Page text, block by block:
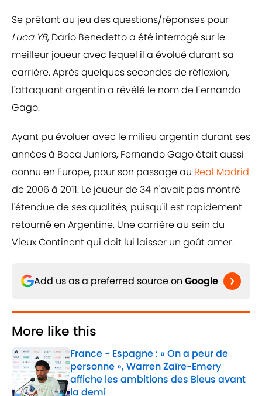
Se prêtant au jeu des questions/réponses pour
Luca YB, Darío Benedetto a été interrogé sur le
meilleur joueur avec lequel il a évolué durant sa
carrière. Après quelques secondes de réflexion,
l'attaquant argentin a révélé le nom de Fernando
Gago.
Ayant pu évoluer avec le milieu argentin durant ses
années à Boca Juniors, Fernando Gago était aussi
connu en Europe, pour son passage au Real Madrid
de 2006 à 2011. Le joueur de 34 n'avait pas montré
l'étendue de ses qualités, puisqu'il est rapidement
retourné en Argentine. Une carrière au sein du
Vieux Continent qui doit lui laisser un goût amer.
Add us as a preferred source on Google
More like this
France - Espagne : « On a peur de
personne », Warren Zaïre-Emery
affiche les ambitions des Bleus avant
la demi